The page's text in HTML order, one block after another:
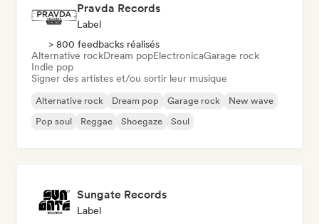
Pravda Records
Label
> 800 feedbacks réalisés
Alternative rockDream popElectronicaGarage rock
Indie pop
Signer des artistes et/ou sortir leur musique
Alternative rock Dream pop Garage rock
New wave
Pop soul
Reggae Shoegaze Soul
Sungate Records
Label